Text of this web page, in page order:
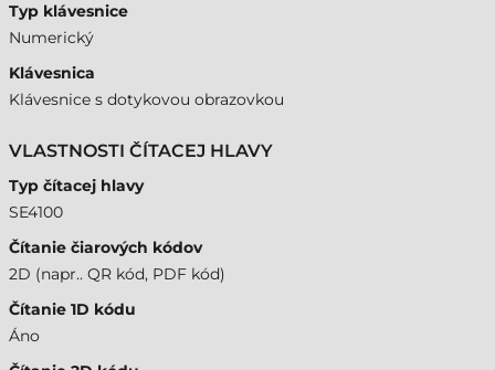
Typ klávesnice
Numerický
Klávesnica
Klávesnice s dotykovou obrazovkou
VLASTNOSTI ČÍTACEJ HLAVY
Typ čítacej hlavy
SE4100
Čítanie čiarových kódov
2D (napr.. QR kód, PDF kód)
Čítanie 1D kódu
Áno